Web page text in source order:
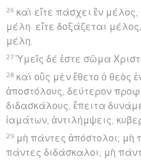
26 καὶ εἴτε πάσχει ἓν
μέλη· εἴτε δοξάζεται
μέλη.
27 Ὑμεῖς δέ ἐστε σῶμα
28 καὶ οὓς μὲν ἔθετο ὁ θεὸς
ἀποστόλους, δεύτερον
διδασκάλους, ἔπειτα
ἰαμάτων, ἀντιλήμψεις,
29 μὴ πάντες ἀπόστολοι; μὴ
πάντες διδάσκαλοι; μὴ